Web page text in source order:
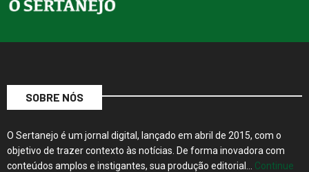
SOBRE NÓS
O Sertanejo é um jornal digital, lançado em abril de 2015, com o
objetivo de trazer contexto às notícias. De forma inovadora com
conteúdos amplos e instigantes, sua produção editorial… Continue